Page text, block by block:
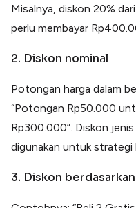
Misalnya, diskon 20%
perlu membayar
2. Diskon nominal
Potongan harga dalam
“Potongan Rp50.000
Rp300.000”. Diskon
digunakan untuk strategi
3. Diskon